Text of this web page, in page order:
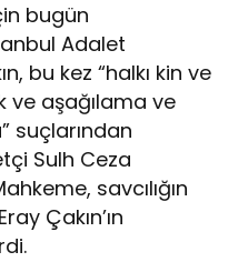
bugün
Adalet
bu kez “halkı kin ve
ve aşağılama ve
suçlarından
Sulh Ceza
savcılığın
Çakın’ın